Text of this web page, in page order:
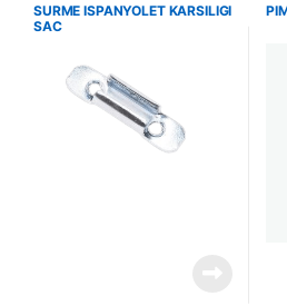
SURME ISPANYOLET KARSILIGI
SAC